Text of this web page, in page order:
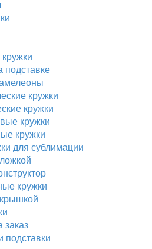
подставке
кружки
кружки
кружки
кружки
для сублимации
кружки
заказ
подставки